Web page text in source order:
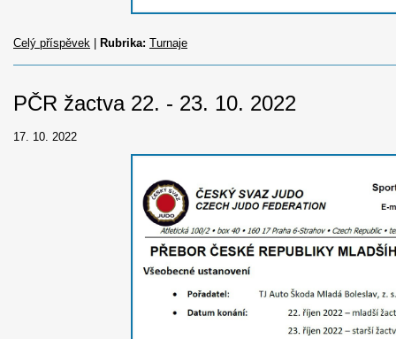
Celý příspěvek Rubrika: Turnaje
PČR žactva 22. - 23. 10. 2022
17. 10. 2022